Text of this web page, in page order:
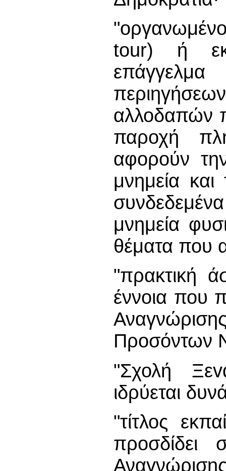
tour) ή
αλλοδαπών
παροχή
αφορούν
μνημεία
μνημεία
θέματα που
"πρακτική
έννοια που
Προσόντων
"Σχολή
ιδρύεται
"τίτλος